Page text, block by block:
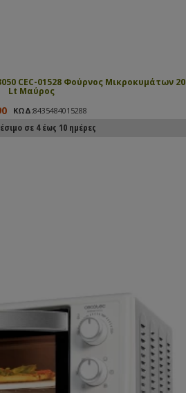
CEC-01528 Φούρνος Μικροκυμάτων 20
Lt Μαύρος
ΚΩΔ:8435484015288
σε 4 έως 10 ημέρες